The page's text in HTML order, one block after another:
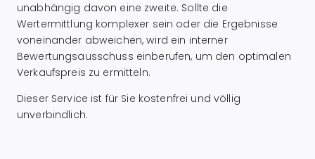
unabhängig davon eine zweite. Sollte die
Wertermittlung komplexer sein oder die Ergebnisse
voneinander abweichen, wird ein interner
Bewertungsausschuss einberufen, um den optimalen
Verkaufspreis zu ermitteln.
Dieser Service ist für Sie kostenfrei und völlig
unverbindlich.